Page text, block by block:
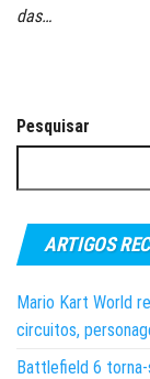
das…
dos
conteúdos
Pesquisar
ARTIGOS
Mario Kart World
circuitos,
Battlefield 6 torna-